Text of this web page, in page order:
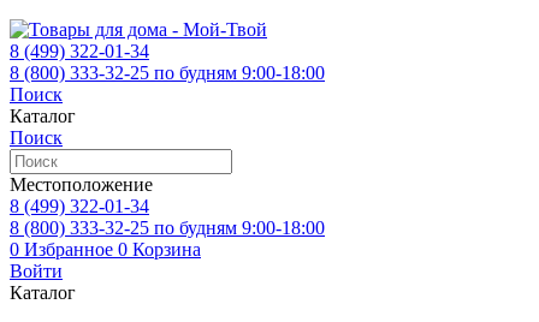
8 (499) 322-01-34
8 (800) 333-32-25 по будням 9:00-18:00
Поиск
Каталог
Поиск
Местоположение
8 (499) 322-01-34
8 (800) 333-32-25 по будням 9:00-18:00
0 Избранное 0 Корзина
Войти
Каталог